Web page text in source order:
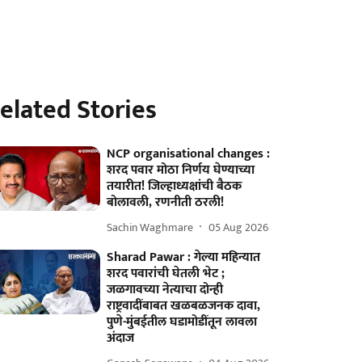
Stories
NCP organisational changes :
शरद पवार मोठा निर्णय घेण्याच्या
तयारीत! जिल्हाध्यक्षांची बैठक
बोलावली, रणनीती ठरली!
Sachin Waghmare 05 Aug 2026
Sharad Pawar : गेल्या महिन्यात
शरद पवारांची घेतली भेट ;
जळगावच्या नेत्याचा दोन्ही
राष्ट्रवादींबाबत खळबळजनक दावा,
पुणे-मुंबईतील घडामोडींतून लावला
अंदाज